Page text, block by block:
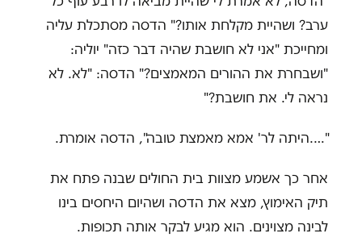
ערב? ושהיית מקלחת אותו?" הדסה מסתכלת עליה
ומחייכת "אני לא חושבת שהיה דבר כזה" יוליה:
"ושבחרת את ההורים המאמצים?" הדסה: "לא. לא
נראה לי. את חושבת?"
"….היתה לר' אמא מאמצת טובה", הדסה אומרת.
אחר כך אשמע מצוות בית החולים שבנה פתח את
תיק האימוץ, מצא את הדסה ושהיום היחסים בינו
לבינה מצוינים. הוא מגיע לבקר אותה תכופות.